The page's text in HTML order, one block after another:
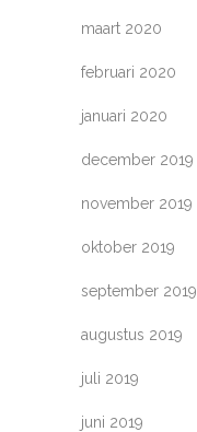
maart 2020
februari 2020
januari 2020
december 2019
november 2019
oktober 2019
september 2019
augustus 2019
juli 2019
juni 2019